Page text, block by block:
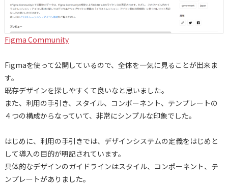
Figma Community
Figmaを使って公開しているので、全体を一気に見ることが出来ま
す。
既存デザインを探しやすくて良いなと思いました。
また、利用の手引き、スタイル、コンポーネント、テンプレートの
４つの構成からなっていて、非常にシンプルな印象でした。
はじめに、利用の手引きでは、デザインシステムの定義をはじめと
して導入の目的が明記されています。
具体的なデザインのガイドラインはスタイル、コンポーネント、テ
ンプレートがありました。